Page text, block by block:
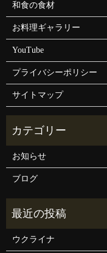
和食の食材
お料理ギャラリー
YouTube
プライバシーポリシー
サイトマップ
お知らせ
ブログ
ウクライナ